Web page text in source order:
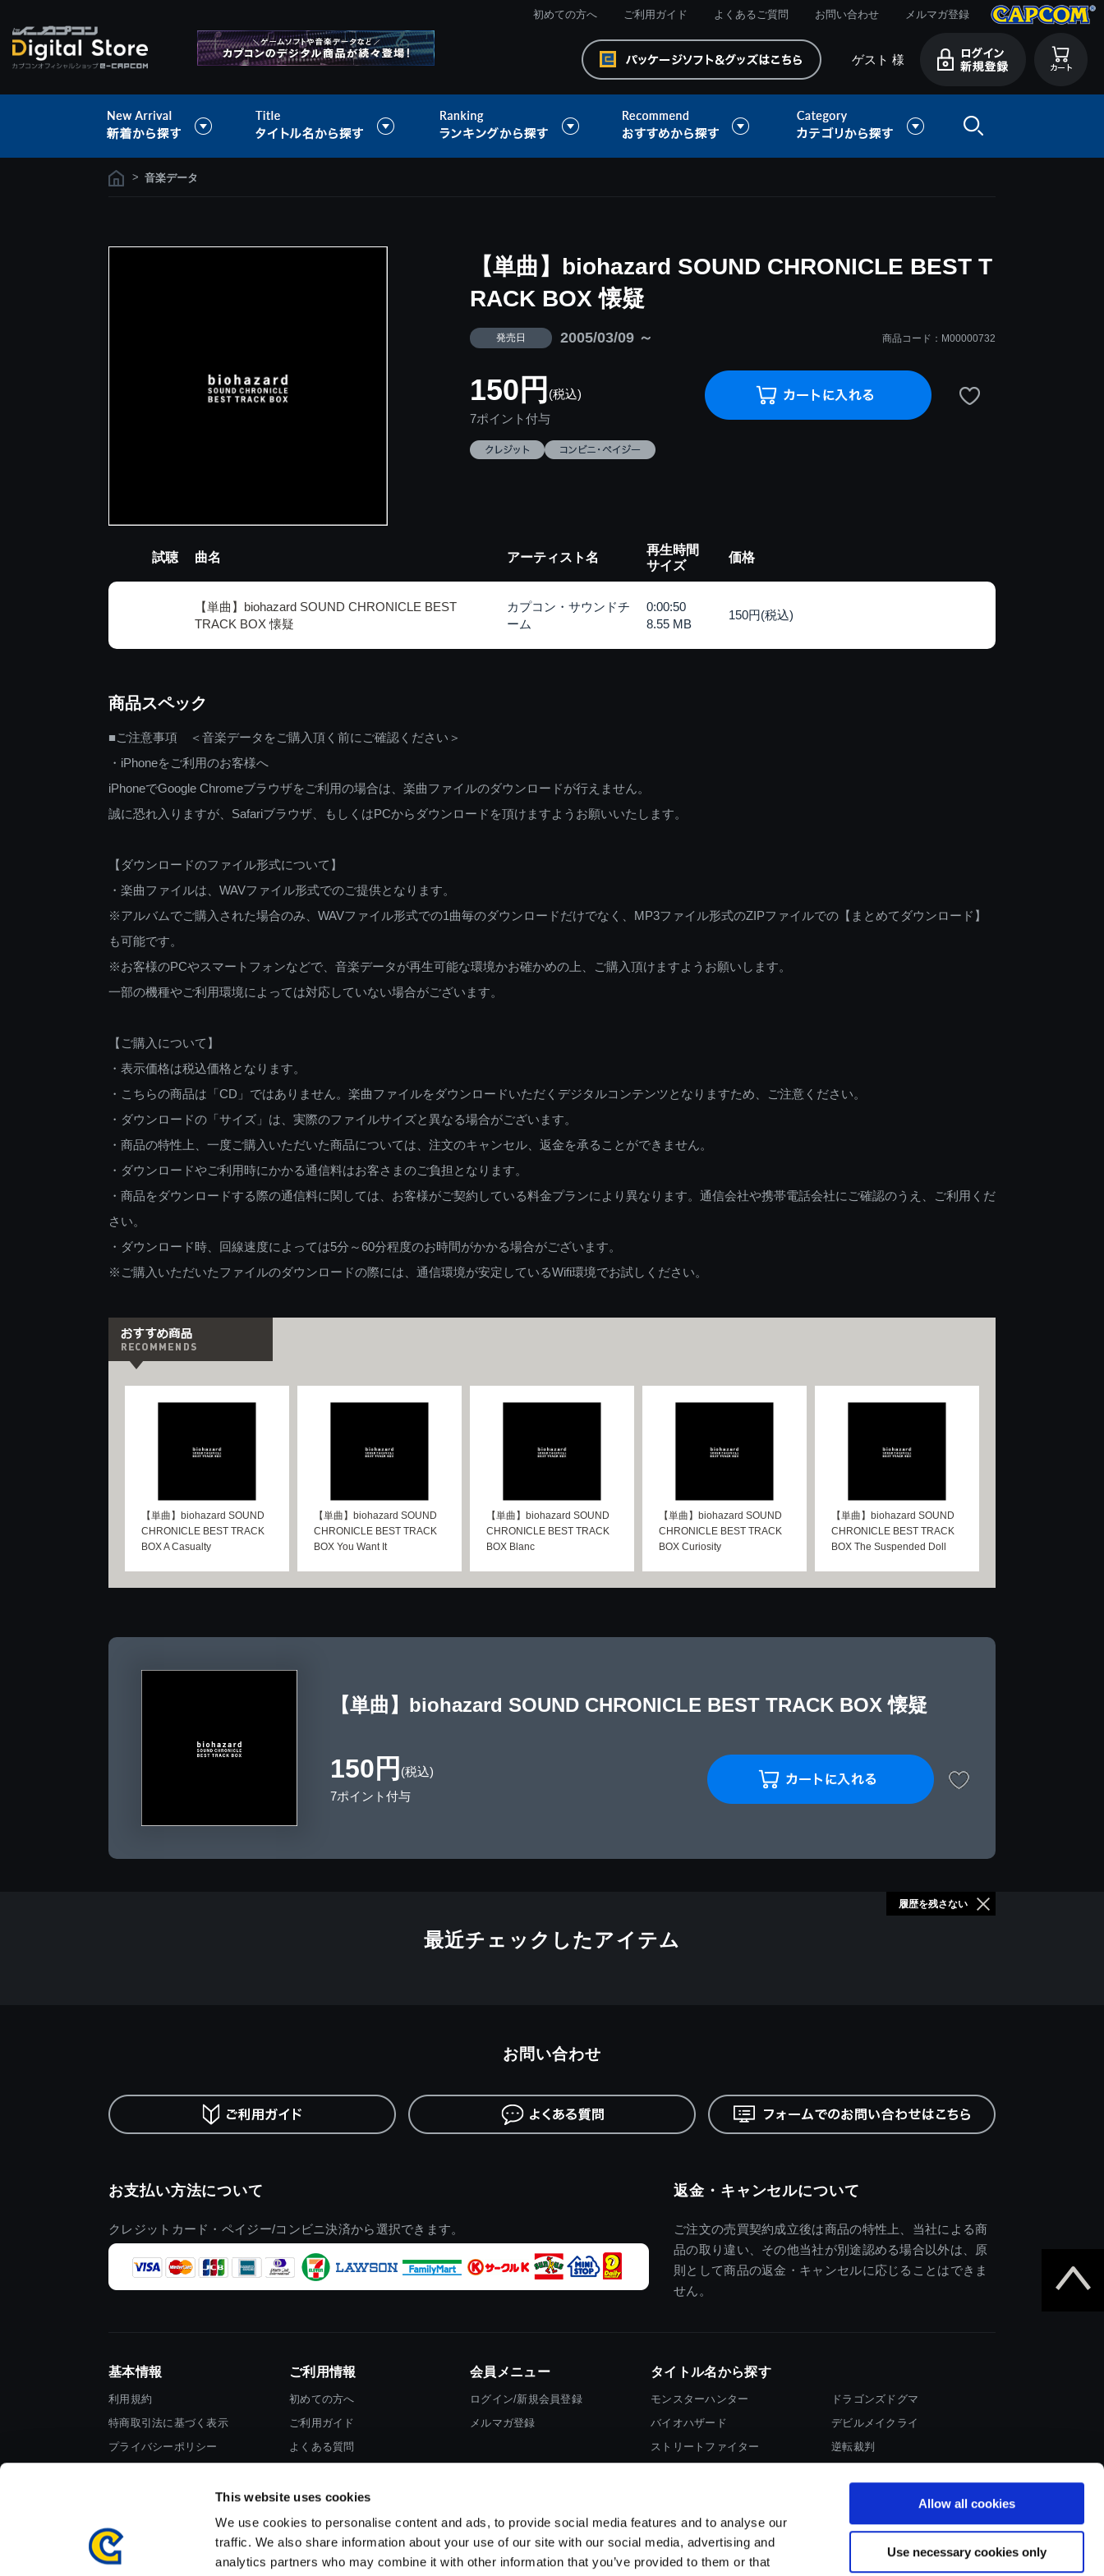
This website uses cookies
We use cookies to personalise content and ads, to provide social media features and to analyse our
traffic. We also share information about your use of our site with our social media, advertising and
analytics partners who may combine it with other information that you’ve provided to them or that
Allow all cookies
Use necessary cookies only
初めての方へ ご利用ガイド よくあるご質問 お問い合わせ メルマガ登録
ゲスト 様
> 音楽データ
【単曲】biohazard SOUND CHRONICLE BEST T
RACK BOX 懐疑
発売日 2005/03/09 ～ 商品コード：M00000732
150円 (税込)
7ポイント付与
試聴 曲名 アーティスト名
再生時間
サイズ
価格
【単曲】biohazard SOUND CHRONICLE BEST
TRACK BOX 懐疑
カプコン・サウンドチ
ーム
0:00:50
8.55 MB
150円(税込)
商品スペック
■ご注意事項 ＜音楽データをご購入頂く前にご確認ください＞
・iPhoneをご利用のお客様へ
iPhoneでGoogle Chromeブラウザをご利用の場合は、楽曲ファイルのダウンロードが行えません。
誠に恐れ入りますが、Safariブラウザ、もしくはPCからダウンロードを頂けますようお願いいたします。
【ダウンロードのファイル形式について】
・楽曲ファイルは、WAVファイル形式でのご提供となります。
※アルバムでご購入された場合のみ、WAVファイル形式での1曲毎のダウンロードだけでなく、MP3ファイル形式のZIPファイルでの【まとめてダウンロード】
も可能です。
※お客様のPCやスマートフォンなどで、音楽データが再生可能な環境かお確かめの上、ご購入頂けますようお願いします。
一部の機種やご利用環境によっては対応していない場合がございます。
【ご購入について】
・表示価格は税込価格となります。
・こちらの商品は「CD」ではありません。楽曲ファイルをダウンロードいただくデジタルコンテンツとなりますため、ご注意ください。
・ダウンロードの「サイズ」は、実際のファイルサイズと異なる場合がございます。
・商品の特性上、一度ご購入いただいた商品については、注文のキャンセル、返金を承ることができません。
・ダウンロードやご利用時にかかる通信料はお客さまのご負担となります。
・商品をダウンロードする際の通信料に関しては、お客様がご契約している料金プランにより異なります。通信会社や携帯電話会社にご確認のうえ、ご利用くだ
さい。
・ダウンロード時、回線速度によっては5分～60分程度のお時間がかかる場合がございます。
※ご購入いただいたファイルのダウンロードの際には、通信環境が安定しているWifi環境でお試しください。
【単曲】biohazard SOUND
CHRONICLE BEST TRACK
BOX A Casualty
【単曲】biohazard SOUND
CHRONICLE BEST TRACK
BOX You Want It
【単曲】biohazard SOUND
CHRONICLE BEST TRACK
BOX Blanc
【単曲】biohazard SOUND
CHRONICLE BEST TRACK
BOX Curiosity
【単曲】biohazard SOUND
CHRONICLE BEST TRACK
BOX The Suspended Doll
【単曲】biohazard SOUND CHRONICLE BEST TRACK BOX 懐疑
150円 (税込)
7ポイント付与
最近チェックしたアイテム
履歴を残さない
お支払い方法について
クレジットカード・ペイジー/コンビニ決済から選択できます。
返金・キャンセルについて
ご注文の売買契約成立後は商品の特性上、当社による商
品の取り違い、その他当社が別途認める場合以外は、原
則として商品の返金・キャンセルに応じることはできま
せん。
お問い合わせ
基本情報
利用規約
特商取引法に基づく表示
プライバシーポリシー
ご利用情報
初めての方へ
ご利用ガイド
よくある質問
会員メニュー
ログイン/新規会員登録
メルマガ登録
タイトル名から探す
モンスターハンター
バイオハザード
ストリートファイター
ドラゴンズドグマ
デビルメイクライ
逆転裁判